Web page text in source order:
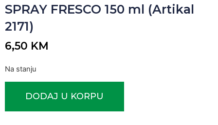
SPRAY FRESCO 150 ml (Artikal
2171)
6,50 KM
Na stanju
DODAJ U KORPU